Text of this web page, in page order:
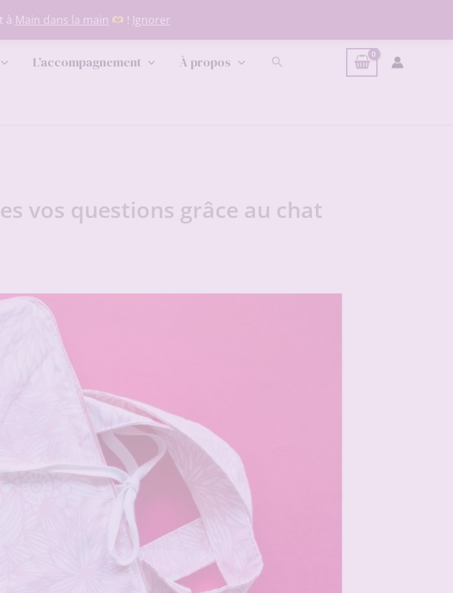
à Main dans la main ! Ignorer
L’accompagnement À propos Rechercher
vos questions grâce au chat